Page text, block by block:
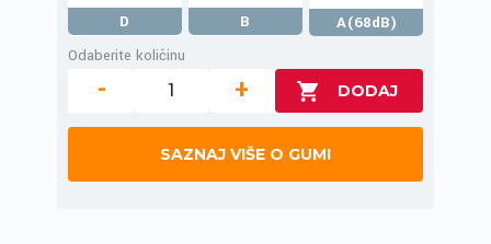
D B
A(68dB)
Odaberite količinu
- +
SAZNAJ VIŠE O GUMI